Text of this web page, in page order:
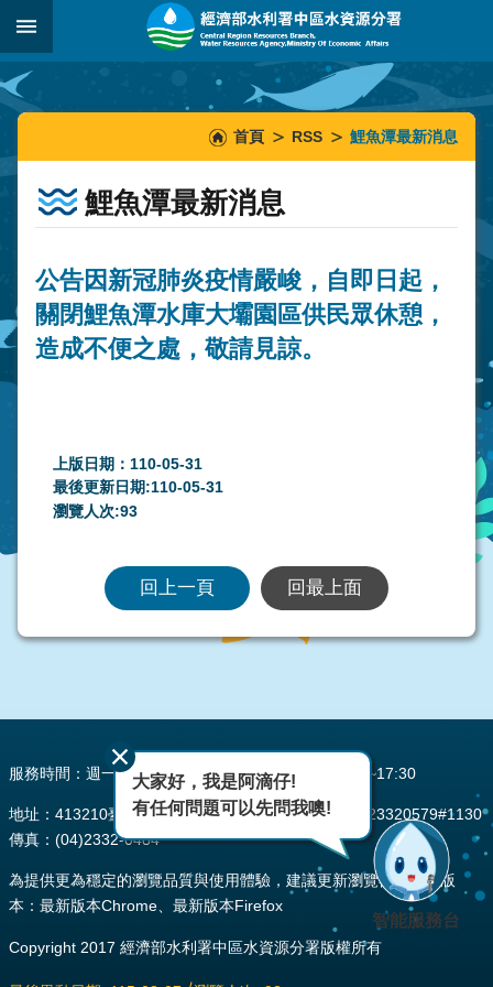
跳到主要內容區塊
:::
::::::
首頁 RSS 鯉魚潭最新消息
鯉魚潭最新消息
公告因新冠肺炎疫情嚴峻，自即日起，
關閉鯉魚潭水庫大壩園區供民眾休憩，
造成不便之處，敬請見諒。
上版日期：110-05-31
最後更新日期:110-05-31
瀏覽人次:93
回上一頁 回最上面
服務時間：週一至週五 AM08:00~12:00 PM13:30~17:30
地址：413210臺中市霧峰區峰堤路195號 電話：(04)23320579#1130
傳真：(04)2332-0484
為提供更為穩定的瀏覽品質與使用體驗，建議更新瀏覽器至以下版
本：最新版本Chrome、最新版本Firefox
Copyright 2017 經濟部水利署中區水資源分署版權所有
大家好，我是阿滴仔!
有任何問題可以先問我噢!
智能服務台